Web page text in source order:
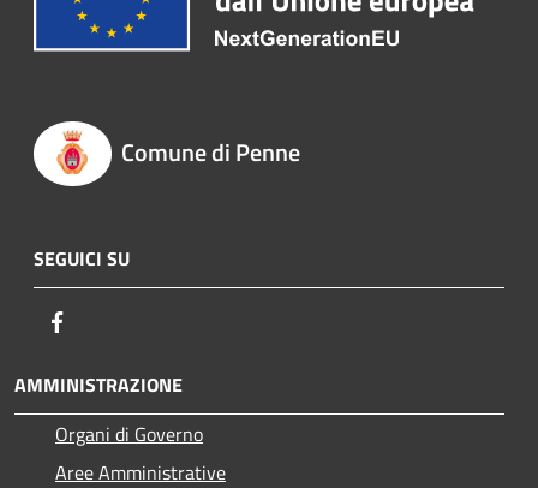
Comune di Penne
SEGUICI SU
AMMINISTRAZIONE
Organi di Governo
Aree Amministrative